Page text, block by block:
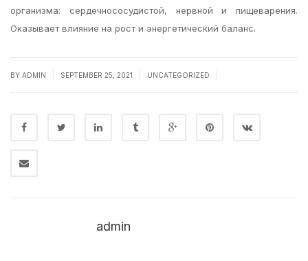
организма: сердечнососудистой, нервной и пищеварения.
Оказывает влияние на рост и энергетический баланс.
BY ADMIN SEPTEMBER 25, 2021 UNCATEGORIZED
admin